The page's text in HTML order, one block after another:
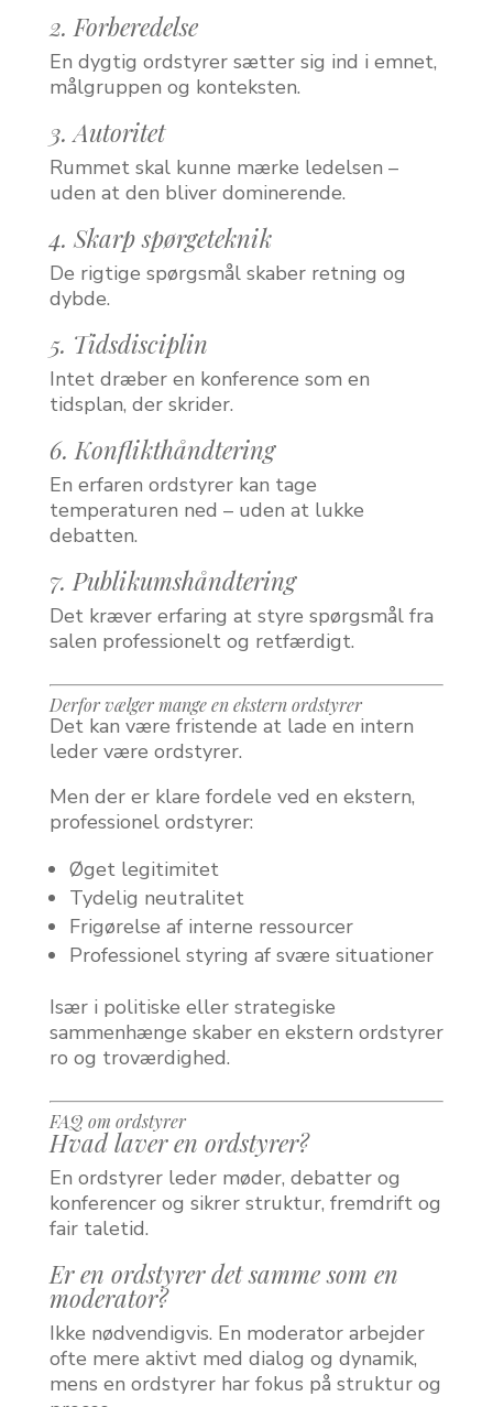
2. Forberedelse
En dygtig ordstyrer sætter sig ind i emnet,
målgruppen og konteksten.
3. Autoritet
Rummet skal kunne mærke ledelsen –
uden at den bliver dominerende.
4. Skarp spørgeteknik
De rigtige spørgsmål skaber retning og
dybde.
5. Tidsdisciplin
Intet dræber en konference som en
tidsplan, der skrider.
6. Konflikthåndtering
En erfaren ordstyrer kan tage
temperaturen ned – uden at lukke
debatten.
7. Publikumshåndtering
Det kræver erfaring at styre spørgsmål fra
salen professionelt og retfærdigt.
Derfor vælger mange en ekstern ordstyrer
Det kan være fristende at lade en intern
leder være ordstyrer.
Men der er klare fordele ved en ekstern,
professionel ordstyrer:
Øget legitimitet
Tydelig neutralitet
Frigørelse af interne ressourcer
Professionel styring af svære situationer
Især i politiske eller strategiske
sammenhænge skaber en ekstern ordstyrer
ro og troværdighed.
FAQ om ordstyrer
Hvad laver en ordstyrer?
En ordstyrer leder møder, debatter og
konferencer og sikrer struktur, fremdrift og
fair taletid.
Er en ordstyrer det samme som en
moderator?
Ikke nødvendigvis. En moderator arbejder
ofte mere aktivt med dialog og dynamik,
mens en ordstyrer har fokus på struktur og